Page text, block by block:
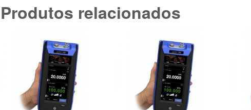
Produtos relacionados